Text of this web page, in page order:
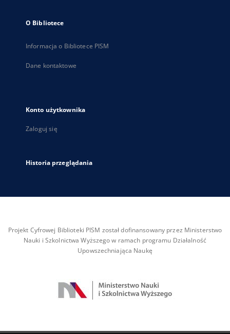
O Bibliotece
Informacja o Bibliotece PISM
Dane kontaktowe
Konto użytkownika
Zaloguj się
Historia przeglądania
Projekt Cyfrowej Biblioteki PISM został dofinansowany przez Ministerstwo
Nauki i Szkolnictwa Wyższego w ramach programu Działalność
Upowszechniająca Naukę